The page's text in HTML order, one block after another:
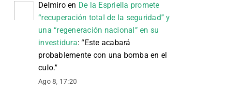
Delmiroen De la Espriella promete
“recuperación total de la seguridad” y
una “regeneración nacional” en su
investidura: “Este acabará
probablemente con una bomba en el
culo.”
Ago 8, 17:20